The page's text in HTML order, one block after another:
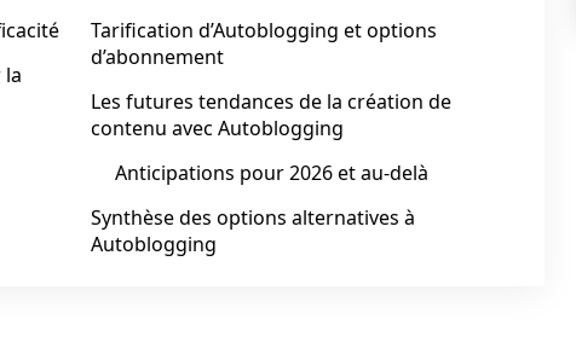
la
Tarification d’Autoblogging et options
d’abonnement
Les futures tendances de la création de
contenu avec Autoblogging
Anticipations pour 2026 et au-delà
Synthèse des options alternatives à
Autoblogging